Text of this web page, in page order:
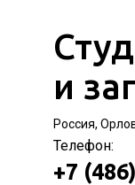
и
Россия,
Телефон:
+7